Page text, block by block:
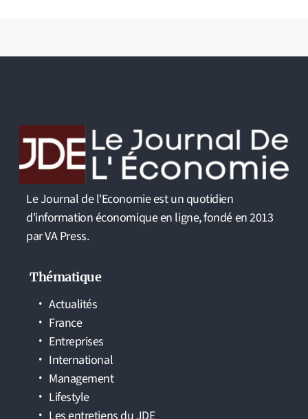
Le Journal de l'Economie est un quotidien
d'information économique en ligne, fondé en 2013
par VA Press.
Thématique
Actualités
France
Entreprises
International
Management
Lifestyle